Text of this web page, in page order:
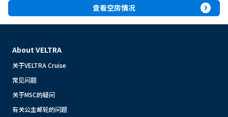
查看空房情况 expand_circle_right
About VELTRA
关于VELTRA Cruise
常见问题
关于MSC的疑问
有关公主邮轮的问题